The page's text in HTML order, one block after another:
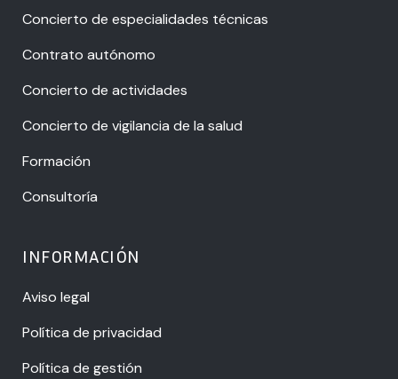
Concierto de especialidades técnicas
Contrato autónomo
Concierto de actividades
Concierto de vigilancia de la salud
Formación
Consultoría
INFORMACIÓN
Aviso legal
Política de privacidad
Política de gestión